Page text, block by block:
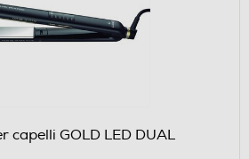
capelli GOLD LED DUAL